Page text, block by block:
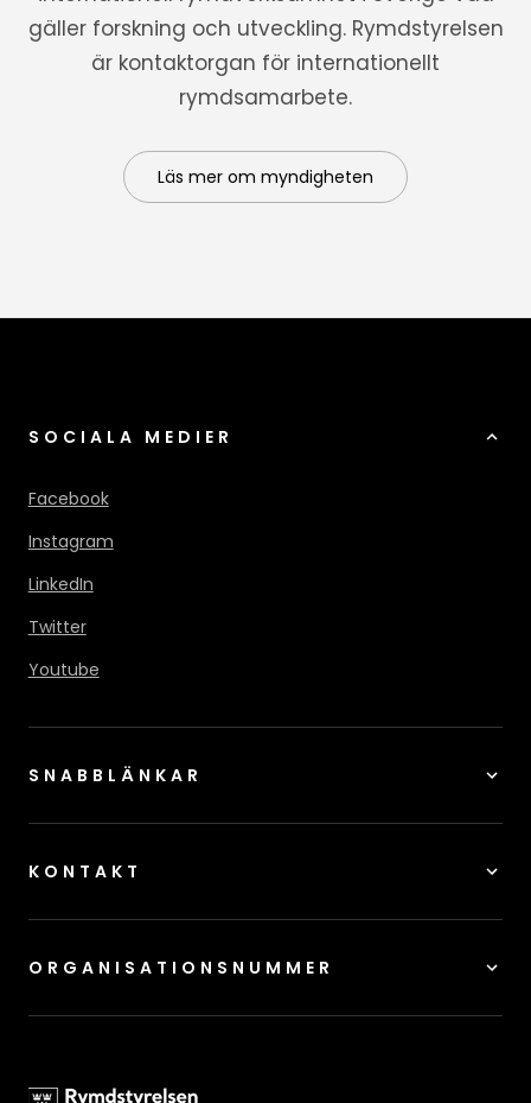
gäller forskning och utveckling. Rymdstyrelsen
är kontaktorgan för internationellt
rymdsamarbete.
Läs mer om myndigheten
SOCIALA MEDIER
Facebook
Instagram
LinkedIn
Twitter
Youtube
SNABBLÄNKAR
KONTAKT
ORGANISATIONSNUMMER